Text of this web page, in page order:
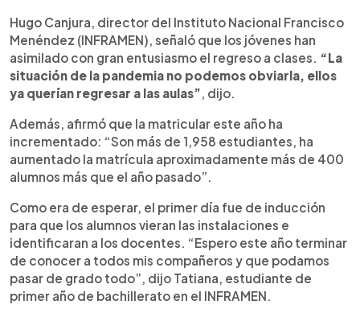
Hugo Canjura, director del Instituto Nacional Francisco
Menéndez (INFRAMEN), señaló que los jóvenes han
asimilado con gran entusiasmo el regreso a clases. “La
situación de la pandemia no podemos obviarla, ellos
ya querían regresar a las aulas”, dijo.
Además, afirmó que la matricular este año ha
incrementado: “Son más de 1,958 estudiantes, ha
aumentado la matrícula aproximadamente más de 400
alumnos más que el año pasado”.
Como era de esperar, el primer día fue de inducción
para que los alumnos vieran las instalaciones e
identificaran a los docentes. “Espero este año terminar
de conocer a todos mis compañeros y que podamos
pasar de grado todo”, dijo Tatiana, estudiante de
primer año de bachillerato en el INFRAMEN.